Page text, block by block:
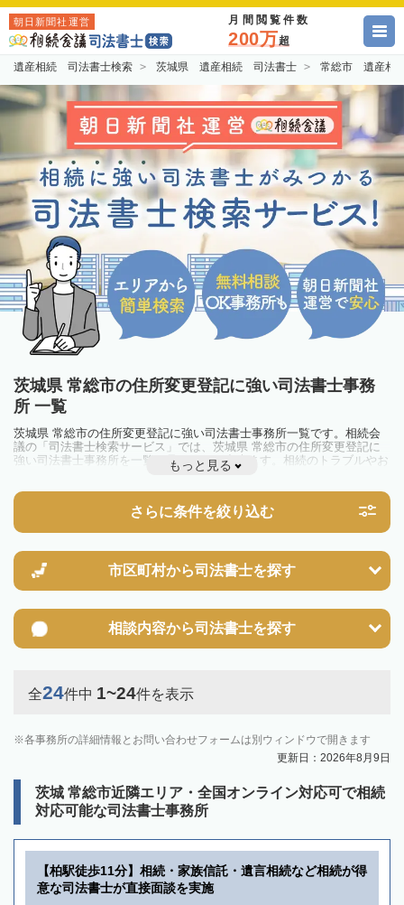
朝日新聞社運営 月間閲覧件数
200万超
遺産相続 司法書士検索 茨城県 遺産相続 司法書士 常総市 遺産相
茨城県 常総市の住所変更登記に強い司法書士事務
所 一覧
茨城県 常総市の住所変更登記に強い司法書士事務所一覧です。相続会
議の「司法書士検索サービス」では、茨城県 常総市の住所変更登記に
強い司法書士事務所を一覧で見ることが出来ます。相続のトラブルやお
悩みを抱えている方は一度近隣の司法書士に相談してみましょう。
もっと見る
さらに条件を絞り込む
市区町村から司法書士を探す
相談内容から司法書士を探す
全24件中 1~24件を表示
各事務所の詳細情報とお問い合わせフォームは別ウィンドウで開きます
更新日：2026年8月9日
茨城 常総市近隣エリア・全国オンライン対応可で相続
対応可能な司法書士事務所
【柏駅徒歩11分】相続・家族信託・遺言相続など相続が得
意な司法書士が直接面談を実施